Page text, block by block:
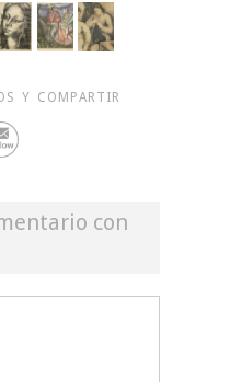
Y COMPARTIR
con